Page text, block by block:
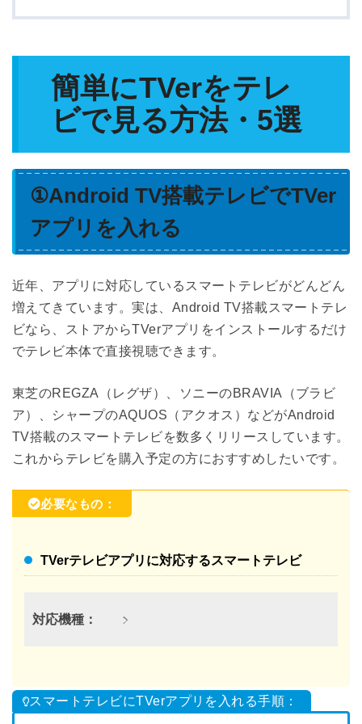
簡単にTVerをテレ
ビで見る方法・5選
①Android TV搭載テレビでTVer
アプリを入れる
近年、アプリに対応しているスマートテレビがどんどん
増えてきています。実は、Android TV搭載スマートテレ
ビなら、ストアからTVerアプリをインストールするだけ
でテレビ本体で直接視聴できます。
東芝のREGZA（レグザ）、ソニーのBRAVIA（ブラビ
ア）、シャープのAQUOS（アクオス）などがAndroid
TV搭載のスマートテレビを数多くリリースしています。
これからテレビを購入予定の方におすすめしたいです。
必要なもの：
TVerテレビアプリに対応するスマートテレビ
対応機種：
スマートテレビにTVerアプリを入れる手順：